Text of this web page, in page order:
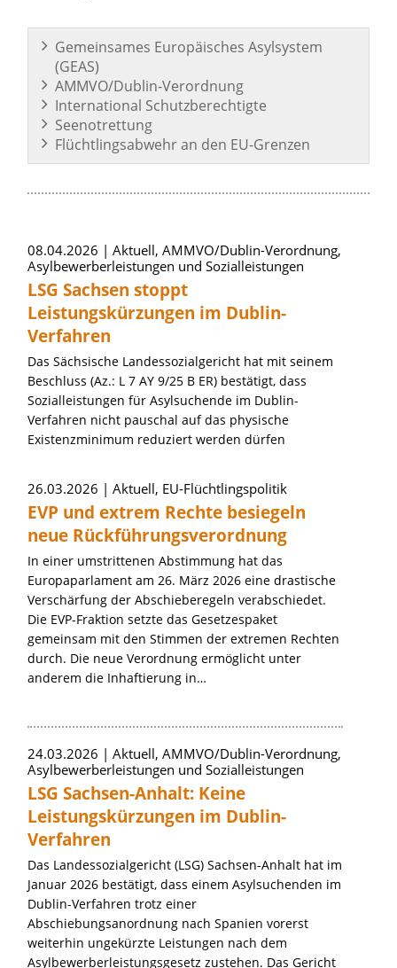
Gemeinsames Europäisches Asylsystem
(GEAS)
AMMVO/Dublin-Verordnung
International Schutzberechtigte
Seenotrettung
Flüchtlingsabwehr an den EU-Grenzen
08.04.2026
Aktuell, AMMVO/Dublin-Verordnung,
Asylbewerberleistungen und Sozialleistungen
LSG Sachsen stoppt
Leistungskürzungen im Dublin-
Verfahren
Das Sächsische Landessozialgericht hat mit seinem
Beschluss (Az.: L 7 AY 9/25 B ER) bestätigt, dass
Sozialleistungen für Asylsuchende im Dublin-
Verfahren nicht pauschal auf das physische
Existenzminimum reduziert werden dürfen
26.03.2026 Aktuell, EU-Flüchtlingspolitik
EVP und extrem Rechte besiegeln
neue Rückführungsverordnung
In einer umstrittenen Abstimmung hat das
Europaparlament am 26. März 2026 eine drastische
Verschärfung der Abschieberegeln verabschiedet.
Die EVP-Fraktion setzte das Gesetzespaket
gemeinsam mit den Stimmen der extremen Rechten
durch. Die neue Verordnung ermöglicht unter
anderem die Inhaftierung in…
24.03.2026
Aktuell, AMMVO/Dublin-Verordnung,
Asylbewerberleistungen und Sozialleistungen
LSG Sachsen-Anhalt: Keine
Leistungskürzungen im Dublin-
Verfahren
Das Landessozialgericht (LSG) Sachsen-Anhalt hat im
Januar 2026 bestätigt, dass einem Asylsuchenden im
Dublin-Verfahren trotz einer
Abschiebungsanordnung nach Spanien vorerst
weiterhin ungekürzte Leistungen nach dem
Asylbewerberleistungsgesetz zustehen. Das Gericht